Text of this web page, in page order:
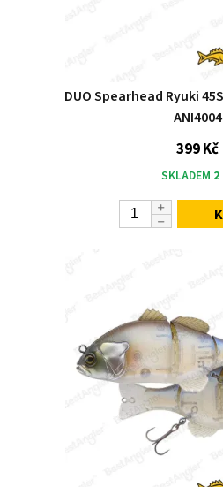
DUO Spearhead Ryuki
ANI4004
399 Kč
SKLADEM 2